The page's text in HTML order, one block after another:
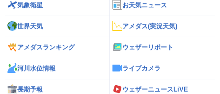
気象衛星 お天気ニュース
世界天気 アメダス(実況天気)
アメダスランキング ウェザーリポート
河川水位情報 ライブカメラ
長期予報 ウェザーニュースLiVE